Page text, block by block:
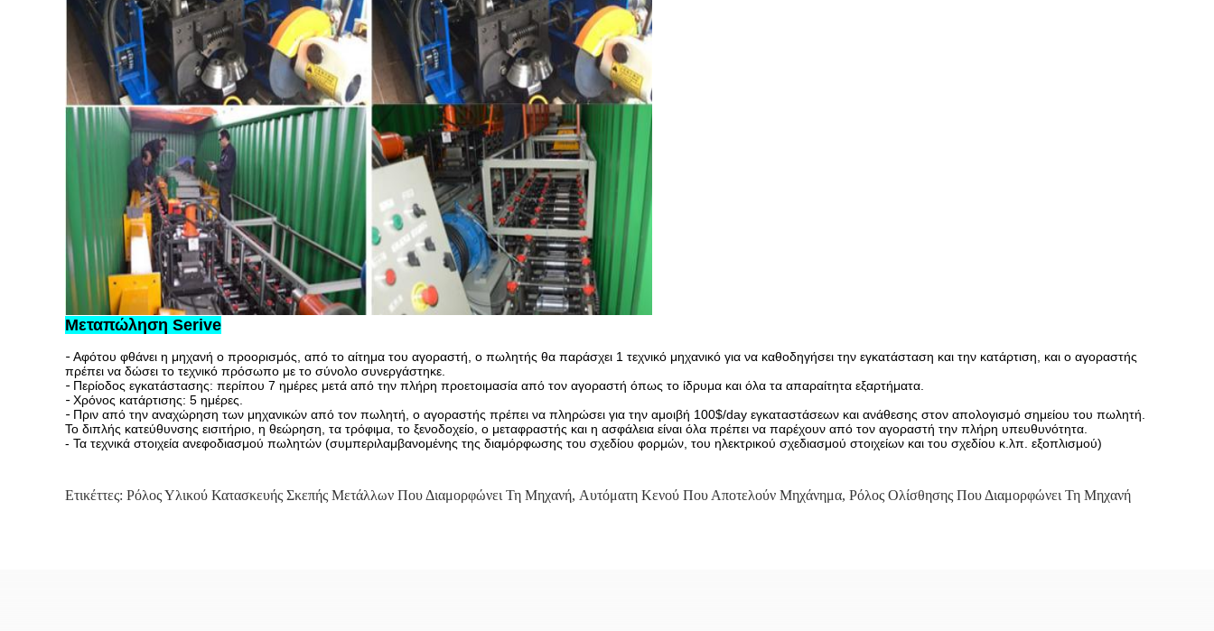
Μεταπώληση Serive
-Αφότου φθάνει η μηχανή ο προορισμός, από το αίτημα του αγοραστή, ο πωλητής θα παράσχει 1 τεχνικό μηχανικό για να καθοδηγήσει την εγκατάσταση και την κατάρτιση, και ο αγοραστής
πρέπει να δώσει το τεχνικό πρόσωπο με το σύνολο συνεργάστηκε.
- Περίοδος εγκατάστασης: περίπου 7 ημέρες μετά από την πλήρη προετοιμασία από τον αγοραστή όπως το ίδρυμα και όλα τα απαραίτητα εξαρτήματα.
-Χρόνος κατάρτισης: 5 ημέρες.
- Πριν από την αναχώρηση των μηχανικών από τον πωλητή, ο αγοραστής πρέπει να πληρώσει για την αμοιβή 100$/day εγκαταστάσεων και ανάθεσης στον απολογισμό σημείου του πωλητή.
Το διπλής κατεύθυνσης εισιτήριο, η θεώρηση, τα τρόφιμα, το ξενοδοχείο, ο μεταφραστής και η ασφάλεια είναι όλα πρέπει να παρέχουν από τον αγοραστή την πλήρη υπευθυνότητα.
- Τα τεχνικά στοιχεία ανεφοδιασμού πωλητών (συμπεριλαμβανομένης της διαμόρφωσης του σχεδίου φορμών, του ηλεκτρικού σχεδιασμού στοιχείων και του σχεδίου κ.λπ. εξοπλισμού)
Ετικέττες: Ρόλος Υλικού Κατασκευής Σκεπής Μετάλλων Που Διαμορφώνει Τη Μηχανή, Αυτόματη Κενού Που Αποτελούν Μηχάνημα, Ρόλος Ολίσθησης Που Διαμορφώνει Τη Μηχανή